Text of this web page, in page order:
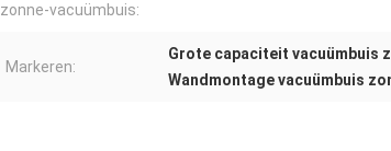
zonne-vacuümbuis:
Markeren:
Grote capaciteit vacuümbuis
Wandmontage vacuümbuis